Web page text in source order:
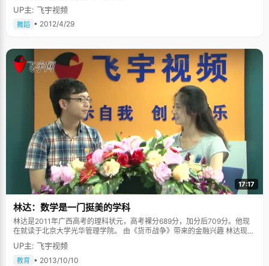
上课的时候老背着老师看小说，看似坐得很直，其实在通过桌子上的小洞看
书呢。"多次批评无效后，老师只好把她调到了后排，这回看小说就更无忌惮
了。在这段做后排的日子里，求芝蓉完成了很多的阅读，也产生了朦胧的青
一直不错，却常常让老师和家长头疼。在家里，父母管的很严，晚上要早点
睡觉，不要看那么多闲书，求芝蓉就等父母走后，悄悄的躲在被窝里打着电
筒看书，至今，在求芝蓉的床头还保存这两大盒子电池，成为了当时的"罪
证"，还有鼻梁上的那副小眼镜。求芝蓉最喜欢的书是《红楼梦》，至今已经
读了不下十遍，在痴迷的那段时间，她甚至在数学课上也看周汝昌的《红楼
新证》，结果被巡视的老师截获了，这已经是常事了。幸好班主任也是个红
楼迷，使得求芝蓉免于被处罚。求芝蓉对《红楼梦》中的人物和诗词几乎到
了如同自家人的程度，在红学社的聚会上，她对书中人物和诗歌娓娓道来，
熟悉程度和理解深刻让师哥师姐们刮目。 朦胧的情愫 虽然求芝蓉在书中领略
到了很多凄美的爱情故事，体会了感情细腻的诗词，但是在真正遇到感情问
题的时候，求芝蓉变得羞涩迟钝起来。前边提到，求芝蓉在坐后排的日子
里，不仅完成了大量的阅读，同时萌生了朦胧的青春情愫，属于每个女孩子
成长过程中的必然现象，求芝蓉羞涩的把它写进了文章，《那个走过我生命
的男孩》，聊发感情。 从高一开始，每年圣诞节，求芝蓉都收到了一张匿名
的明信片，写着些祝福又隐含表白的话语。高中三年，收到了三张。那时
候，信件都要经过老师的手之后才转到学生手里，这三张卡片曾引起了班主
任的怀疑，并把求芝蓉叫到一旁盘问了很久。对于这些卡片，求芝蓉看过之
后就放在一边了，是绝不敢做猜测和尝试的。至今，求芝蓉还不知道是谁给
自己寄了卡片，当问到今年或许会收到署名的卡片时，敢作敢为的小姑娘竟
有些羞涩起来："不知道，管它呢！" 来到北大，求芝蓉如鱼入水，学校附近
就是几大图书城，学校丰富的藏书，活跃的文化社团，更加激起了求芝蓉的
读书欲望。对于未来，她没有期许太多，"读书为先"。
UP主: 飞宇视频
舞蹈 • 2012/4/29
17:17
林达：数学是一门挺美的学科
林达是2011年广西高考的理科状元，高考裸分689分，加分后709分。他现
在就读于北京大学光华管理学院。 由《货币战争》带来的金融兴趣 林达现在
是北京大学光华管理学院大二的一名学生，能够学习金融学的专业，也是他
一直的梦想。在高中的时候，林达读了这本曾红极一时的《货币战争》，这
本书神奇的描写和生动的语言，深深地影响了林达，让他开始对金融专业感
UP主: 飞宇视频
教育 • 2013/10/10